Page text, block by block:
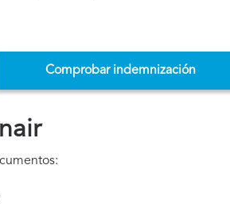
Comprobar indemnización